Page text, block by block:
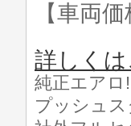
【車両価
詳しくは
純正エアロ
プッシュ